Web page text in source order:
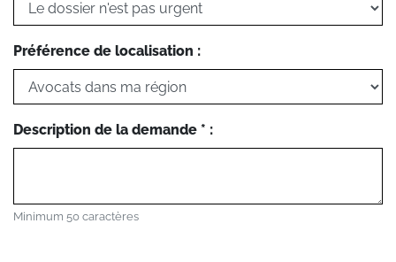
Préférence de localisation :
Description de la demande * :
Minimum 50 caractères